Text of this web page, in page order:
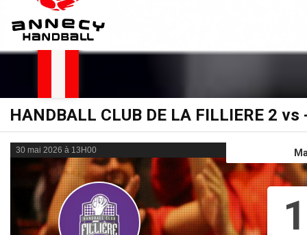
HANDBALL CLUB DE LA FILLIERE 2
30 mai 2026 à 13H00